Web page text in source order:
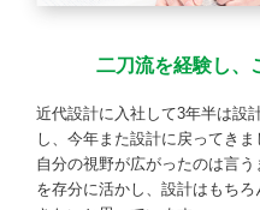
二刀流を経験し、
近代設計に入社して3年半は設
し、今年また設計に戻ってきま
自分の視野が広がったのは言
を存分に活かし、設計はもち